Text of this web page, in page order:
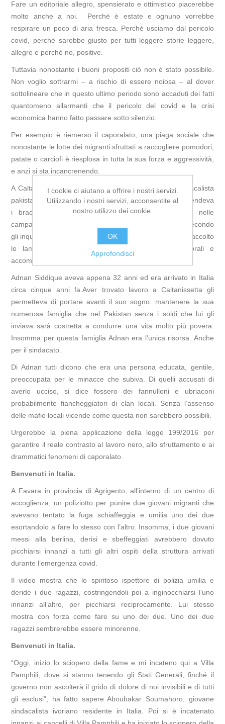
Fare un editoriale allegro, spensierato e ottimistico piacerebbe
molto anche a noi. Perché è estate e ognuno vorrebbe
respirare un poco di aria fresca. Perché usciamo dal pericolo
covid, perché sarebbe giusto per tutti leggere storie leggere,
allegre e perché no, positive.
Tuttavia nonostante i buoni propositi ciò non è stato possibile.
Non voglio sottrarmi – a rischio di essere noiosa – al dover
sottolineare che in questo ultimo periodo sono accaduti dei fatti
quantomeno allarmanti che il pericolo del covid e la crisi
economica hanno fatto passare sotto silenzio.
Per esempio è riemerso il caporalato, una piaga sociale che
nonostante le lotte dei migranti sfruttati a raccogliere pomodori,
patate o carciofi è riesplosa in tutta la sua forza e aggressività,
e anzi si sta incancrenendo.
A Caltanissetta qualche mese addietro un giovane sindacalista
pakistano è stato assassinato a coltellate solo perché difendeva
i braccianti suoi connazionali, sfruttati dai caporali nelle
campagne tra Agrigento e Caltanissetta. Massacrato, secondo
gli inquirenti, da cinque suoi connazionali perché aveva raccolto
le lamentele dei suoi conterranei vittime dei caporali e
accompagnato uno di loro a sporgere denuncia.
Adnan Siddique aveva appena 32 anni ed era arrivato in Italia
circa cinque anni fa.Aver trovato lavoro a Caltanissetta gli
permetteva di portare avanti il suo sogno: mantenere la sua
numerosa famiglia che nel Pakistan senza i soldi che lui gli
inviava sarà costretta a condurre una vita molto più povera.
Insomma per questa famiglia Adnan era l’unica risorsa. Anche
per il sindacato.
Di Adnan tutti dicono che era una persona educata, gentile,
preoccupata per le minacce che subiva. Di quelli accusati di
averlo ucciso, si dice fossero dei fannulloni e ubriaconi
probabilmente fiancheggiatori di clan locali. Senza l’assenso
delle mafie locali vicende come questa non sarebbero possibili.
Urgerebbe la piena applicazione della legge 199/2016 per
garantire il reale contrasto al lavoro nero, allo sfruttamento e ai
drammatici fenomeni di caporalato.
Benvenuti in Italia.
A Favara in provincia di Agrigento, all’interno di un centro di
accoglienza, un poliziotto per punire due giovani migranti che
avevano tentato la fuga schiaffeggia e umilia uno dei due
esortandolo a fare lo stesso con l’altro. Insomma, i due giovani
messi alla berlina, derisi e sbeffeggiati avrebbero dovuto
picchiarsi innanzi a tutti gli altri ospiti della struttura arrivati
durante l’emergenza covid.
Il video mostra che lo spiritoso ispettore di polizia umilia e
deride i due ragazzi, costringendoli poi a inginocchiarsi l’uno
innanzi all’altro, per picchiarsi reciprocamente. Lui stesso
mostra con forza come fare su uno dei due. Uno dei due
ragazzi sembrerebbe essere minorenne.
Benvenuti in Italia.
“Oggi, inizio lo sciopero della fame e mi incateno qui a Villa
Pamphili, dove si stanno tenendo gli Stati Generali, finché il
governo non ascolterà il grido di dolore di noi invisibili e di tutti
gli esclusi”, ha fatto sapere Aboubakar Soumahoro, giovane
sindacalista ivoriano residente in Italia. Poi si è incatenato
I cookie ci aiutano a offrire i nostri servizi.
Utilizzando i nostri servizi, acconsentite al
nostro utilizzo dei cookie.
OK
Approfondisci